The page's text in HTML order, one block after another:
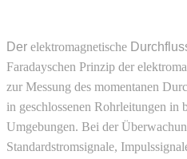
Der elektromagnetische
Faradayschen Prinzip der
zur Messung des momentanen
in geschlossenen Rohrleitungen in
Umgebungen. Bei der
Standardstromsignale,